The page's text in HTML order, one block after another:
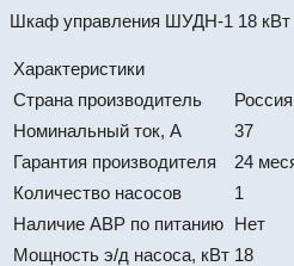
Шкаф управления ШУДН-1 18 кВт
Характеристики
Страна производитель
Россия
Номинальный ток, А
37
Гарантия производителя
24
Количество насосов
1
Наличие АВР по питанию Нет
Мощность э/д насоса, кВт 18